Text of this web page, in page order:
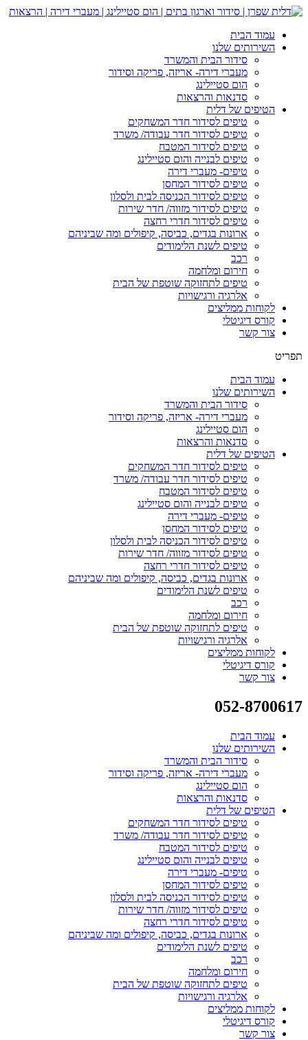
עמוד הבית
השירותים שלנו
סידור הבית והמשרד
מעברי דירה- אריזה, פריקה וסידור
הום סטיילינג
סדנאות והרצאות
הטיפים של דלית
טיפים לסידור חדר המשחקים
טיפים לסידור חדר עבודה/ משרד
טיפים לסידור המטבח
טיפים לבנייה והום סטיילינג
טיפים- מעברי דירה
טיפים לסידור המחסן
טיפים לסידור הכניסה לבית ולסלון
טיפים לסידור מזווה/ חדר שירות
טיפים לסידור חדרי רחצה
ארונות בגדים, כביסה, קיפולים ומה שביניהם
טיפים לשנת הלימודים
רכב
חירום ומלחמה
טיפים לתחזוקה שוטפת של הבית
אלרגיה ורגישויות
לקוחות ממליצים
קורס דיגיטלי
צור קשר
תפריט
עמוד הבית
השירותים שלנו
סידור הבית והמשרד
מעברי דירה- אריזה, פריקה וסידור
הום סטיילינג
סדנאות והרצאות
הטיפים של דלית
טיפים לסידור חדר המשחקים
טיפים לסידור חדר עבודה/ משרד
טיפים לסידור המטבח
טיפים לבנייה והום סטיילינג
טיפים- מעברי דירה
טיפים לסידור המחסן
טיפים לסידור הכניסה לבית ולסלון
טיפים לסידור מזווה/ חדר שירות
טיפים לסידור חדרי רחצה
ארונות בגדים, כביסה, קיפולים ומה שביניהם
טיפים לשנת הלימודים
רכב
חירום ומלחמה
טיפים לתחזוקה שוטפת של הבית
אלרגיה ורגישויות
לקוחות ממליצים
קורס דיגיטלי
צור קשר
052-8700617
עמוד הבית
השירותים שלנו
סידור הבית והמשרד
מעברי דירה- אריזה, פריקה וסידור
הום סטיילינג
סדנאות והרצאות
הטיפים של דלית
טיפים לסידור חדר המשחקים
טיפים לסידור חדר עבודה/ משרד
טיפים לסידור המטבח
טיפים לבנייה והום סטיילינג
טיפים- מעברי דירה
טיפים לסידור המחסן
טיפים לסידור הכניסה לבית ולסלון
טיפים לסידור מזווה/ חדר שירות
טיפים לסידור חדרי רחצה
ארונות בגדים, כביסה, קיפולים ומה שביניהם
טיפים לשנת הלימודים
רכב
חירום ומלחמה
טיפים לתחזוקה שוטפת של הבית
אלרגיה ורגישויות
לקוחות ממליצים
קורס דיגיטלי
צור קשר